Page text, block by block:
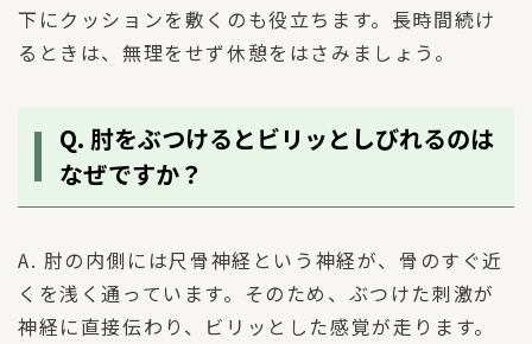
下にクッションを敷くのも役立ちます。長時間続け
るときは、無理をせず休憩をはさみましょう。
Q. 肘をぶつけるとビリッとしびれるのは
なぜですか？
A. 肘の内側には尺骨神経という神経が、骨のすぐ近
くを浅く通っています。そのため、ぶつけた刺激が
神経に直接伝わり、ビリッとした感覚が走ります。